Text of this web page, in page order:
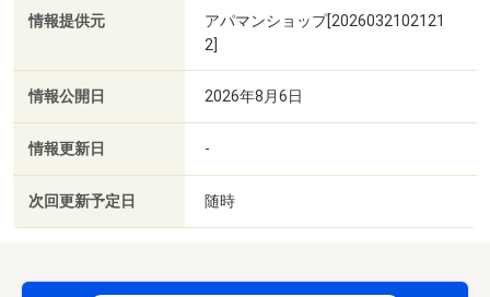
情報提供元
アパマンショップ[2026032102121
2]
情報公開日 2026年8月6日
情報更新日 -
次回更新予定日 随時